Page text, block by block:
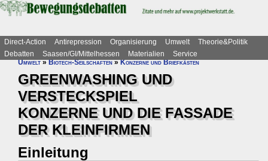
Direct-Action Antirepression Organisierung Umwelt
Theorie&Politik
Debatten
Saasen/GI/Mittelhessen Materialien
Service
Umwelt»Biotech-Seilschaften»Konzerne und Briefkästen
GREENWASHING UND
VERSTECKSPIEL
KONZERNE UND DIE FASSADE
DER KLEINFIRMEN
Einleitung